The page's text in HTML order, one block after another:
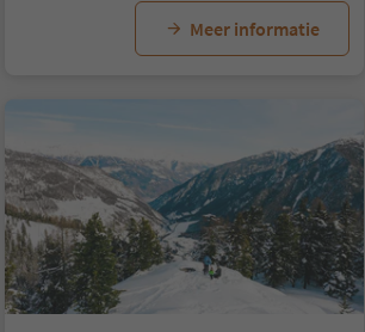
Meer informatie